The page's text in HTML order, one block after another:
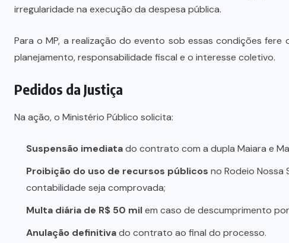
irregularidade na execução da despesa pública.
Para o MP, a realização do evento sob essas condições
planejamento, responsabilidade fiscal e o interesse coletivo.
Pedidos da Justiça
Na ação, o Ministério Público solicita:
Suspensão imediatado contrato com a dupla Maiara e
Proibição do uso de recursos públicos no Rodeio
contabilidade seja comprovada;
Multa diária de R$ 50 milem caso de descumprimento
Anulação definitivado contrato ao final do processo.